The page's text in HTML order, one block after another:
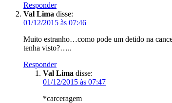
Responder
Val Lima disse:
01/12/2015 às 07:46
Muito estranho…como pode um detido na
tenha visto?…..
Responder
Val Lima disse:
01/12/2015 às 07:47
*carceragem